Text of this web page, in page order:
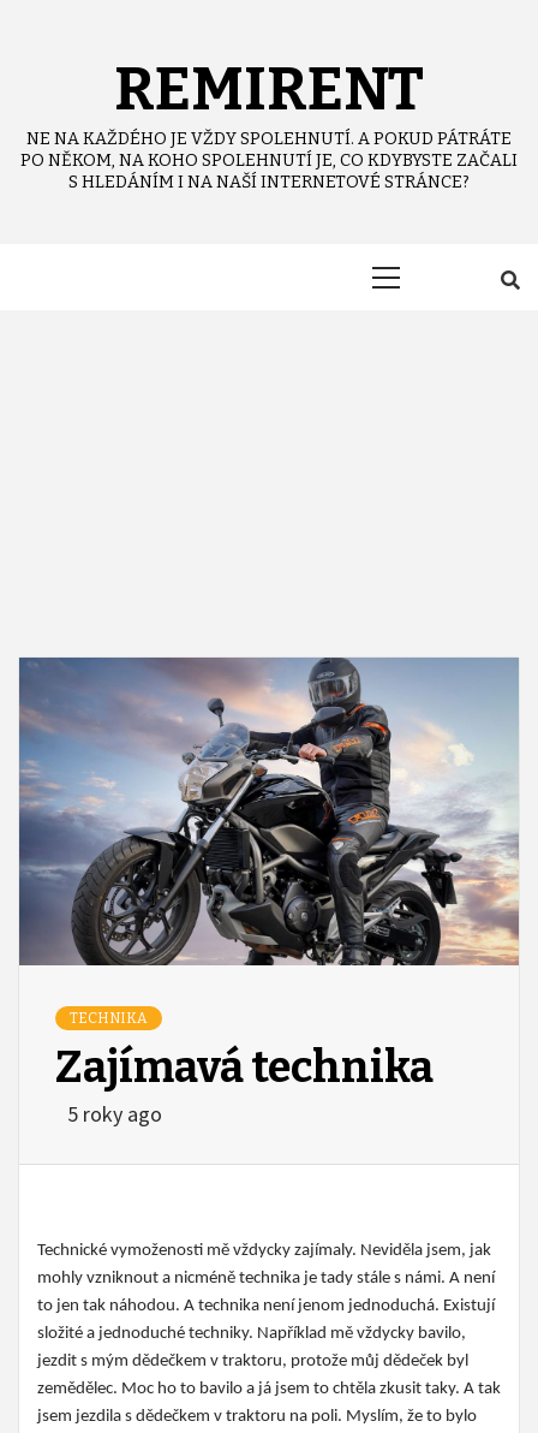
REMIRENT
NE NA KAŽDÉHO JE VŽDY SPOLEHNUTÍ. A POKUD PÁTRÁTE
PO NĚKOM, NA KOHO SPOLEHNUTÍ JE, CO KDYBYSTE ZAČALI
S HLEDÁNÍM I NA NAŠÍ INTERNETOVÉ STRÁNCE?
TECHNIKA
Zajímavá technika
5 roky ago
Technické vymoženosti mě vždycky zajímaly. Neviděla jsem, jak
mohly vzniknout a nicméně technika je tady stále s námi. A není
to jen tak náhodou. A technika není jenom jednoduchá. Existují
složité a jednoduché techniky. Například mě vždycky bavilo,
jezdit s mým dědečkem v traktoru, protože můj dědeček byl
zemědělec. Moc ho to bavilo a já jsem to chtěla zkusit taky. A tak
jsem jezdila s dědečkem v traktoru na poli. Myslím, že to bylo